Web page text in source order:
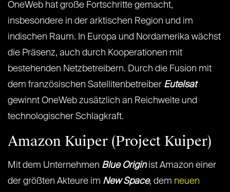
OneWeb hat große Fortschritte gemacht,
insbesondere in der arktischen Region und im
indischen Raum. In Europa und Nordamerika wächst
die Präsenz, auch durch Kooperationen mit
bestehenden Netzbetreibern. Durch die Fusion mit
dem französischen Satellitenbetreiber Eutelsat
gewinnt OneWeb zusätzlich an Reichweite und
technologischer Schlagkraft.
Amazon Kuiper (Project Kuiper)
Mit dem Unternehmen Blue Originist Amazon einer
der größten Akteure im New Space, dem neuen